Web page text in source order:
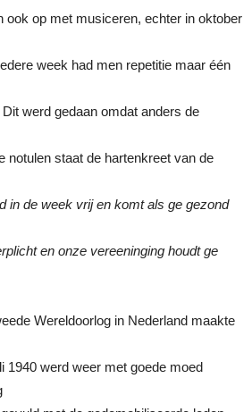
ook op met musiceren, echter in oktober
week had men repetitie maar één
werd gedaan omdat anders de
notulen staat de hartenkreet van de
in de week vrij en komt als ge gezond
en onze vereeninging houdt ge
Wereldoorlog in Nederland maakte
1940 werd weer met goede moed